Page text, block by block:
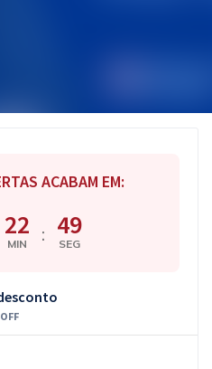
ACABAM EM:
22
MIN : 48
SEG